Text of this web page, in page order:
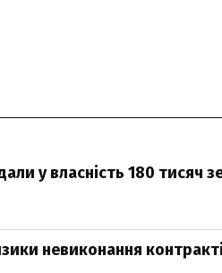
у власність 180 тисяч
невиконання